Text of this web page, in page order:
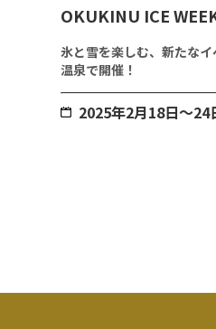
OKUKINU ICE
氷と雪を楽しむ、新たな
温泉で開催！
2025年2月18日～24